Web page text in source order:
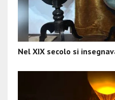
Nel XIX secolo si